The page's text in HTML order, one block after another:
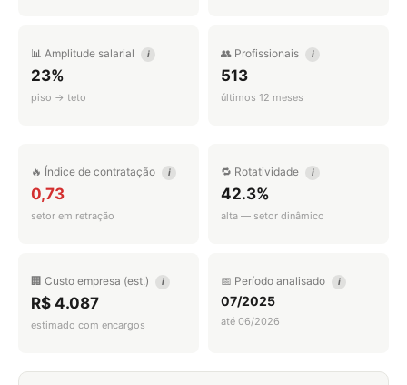
📊 Amplitude salarial i
23%
piso → teto
👥 Profissionais i
513
últimos 12 meses
🔥 Índice de contratação i
0,73
setor em retração
🔁 Rotatividade i
42.3%
alta — setor dinâmico
🏢 Custo empresa (est.) i
R$ 4.087
estimado com encargos
📅 Período analisado i
07/2025
até 06/2026